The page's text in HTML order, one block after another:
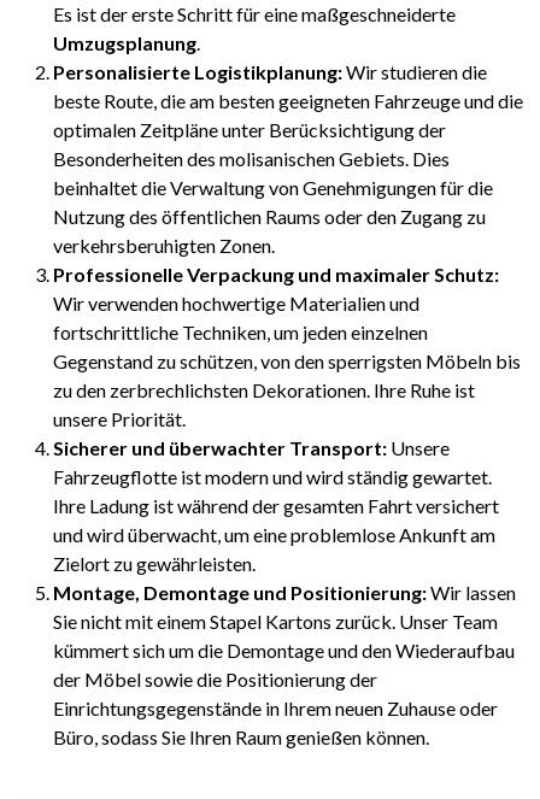
Es ist der erste Schritt für eine maßgeschneiderte
Umzugsplanung
Personalisierte Logistikplanung:Wir studieren die
beste Route, die am besten geeigneten Fahrzeuge und die
optimalen Zeitpläne unter Berücksichtigung der
Besonderheiten des molisanischen Gebiets. Dies
beinhaltet die Verwaltung von Genehmigungen für die
Nutzung des öffentlichen Raums oder den Zugang zu
verkehrsberuhigten Zonen.
Professionelle Verpackung und maximaler Schutz:
Wir verwenden hochwertige Materialien und
fortschrittliche Techniken, um jeden einzelnen
Gegenstand zu schützen, von den sperrigsten Möbeln bis
zu den zerbrechlichsten Dekorationen. Ihre Ruhe ist
unsere Priorität.
Sicherer und überwachter Transport: Unsere
Fahrzeugflotte ist modern und wird ständig gewartet.
Ihre Ladung ist während der gesamten Fahrt versichert
und wird überwacht, um eine problemlose Ankunft am
Zielort zu gewährleisten.
Montage, Demontage und Positionierung:Wir lassen
Sie nicht mit einem Stapel Kartons zurück. Unser Team
kümmert sich um die Demontage und den Wiederaufbau
der Möbel sowie die Positionierung der
Einrichtungsgegenstände in Ihrem neuen Zuhause oder
Büro, sodass Sie Ihren Raum genießen können.